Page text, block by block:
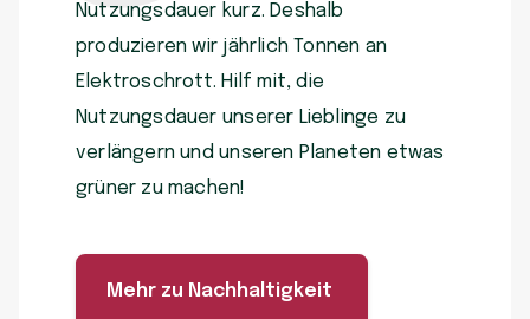
Nutzungsdauer kurz. Deshalb
produzieren wir jährlich Tonnen an
Elektroschrott. Hilf mit, die
Nutzungsdauer unserer Lieblinge zu
verlängern und unseren Planeten etwas
grüner zu machen!
Mehr zu Nachhaltigkeit